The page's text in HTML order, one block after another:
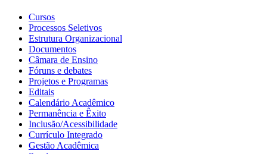
Cursos
Processos Seletivos
Estrutura Organizacional
Documentos
Câmara de Ensino
Fóruns e debates
Projetos e Programas
Editais
Calendário Acadêmico
Permanência e Êxito
Inclusão/Acessibilidade
Currículo Integrado
Gestão Acadêmica